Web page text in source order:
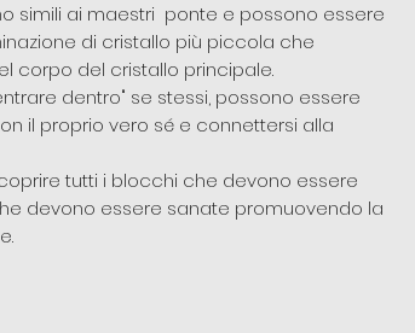
simili ai maestri ponte e possono essere
di cristallo più piccola che
corpo del cristallo principale.
dentro" se stessi, possono essere
il proprio vero sé e connettersi alla
tutti i blocchi che devono essere
devono essere sanate promuovendo la